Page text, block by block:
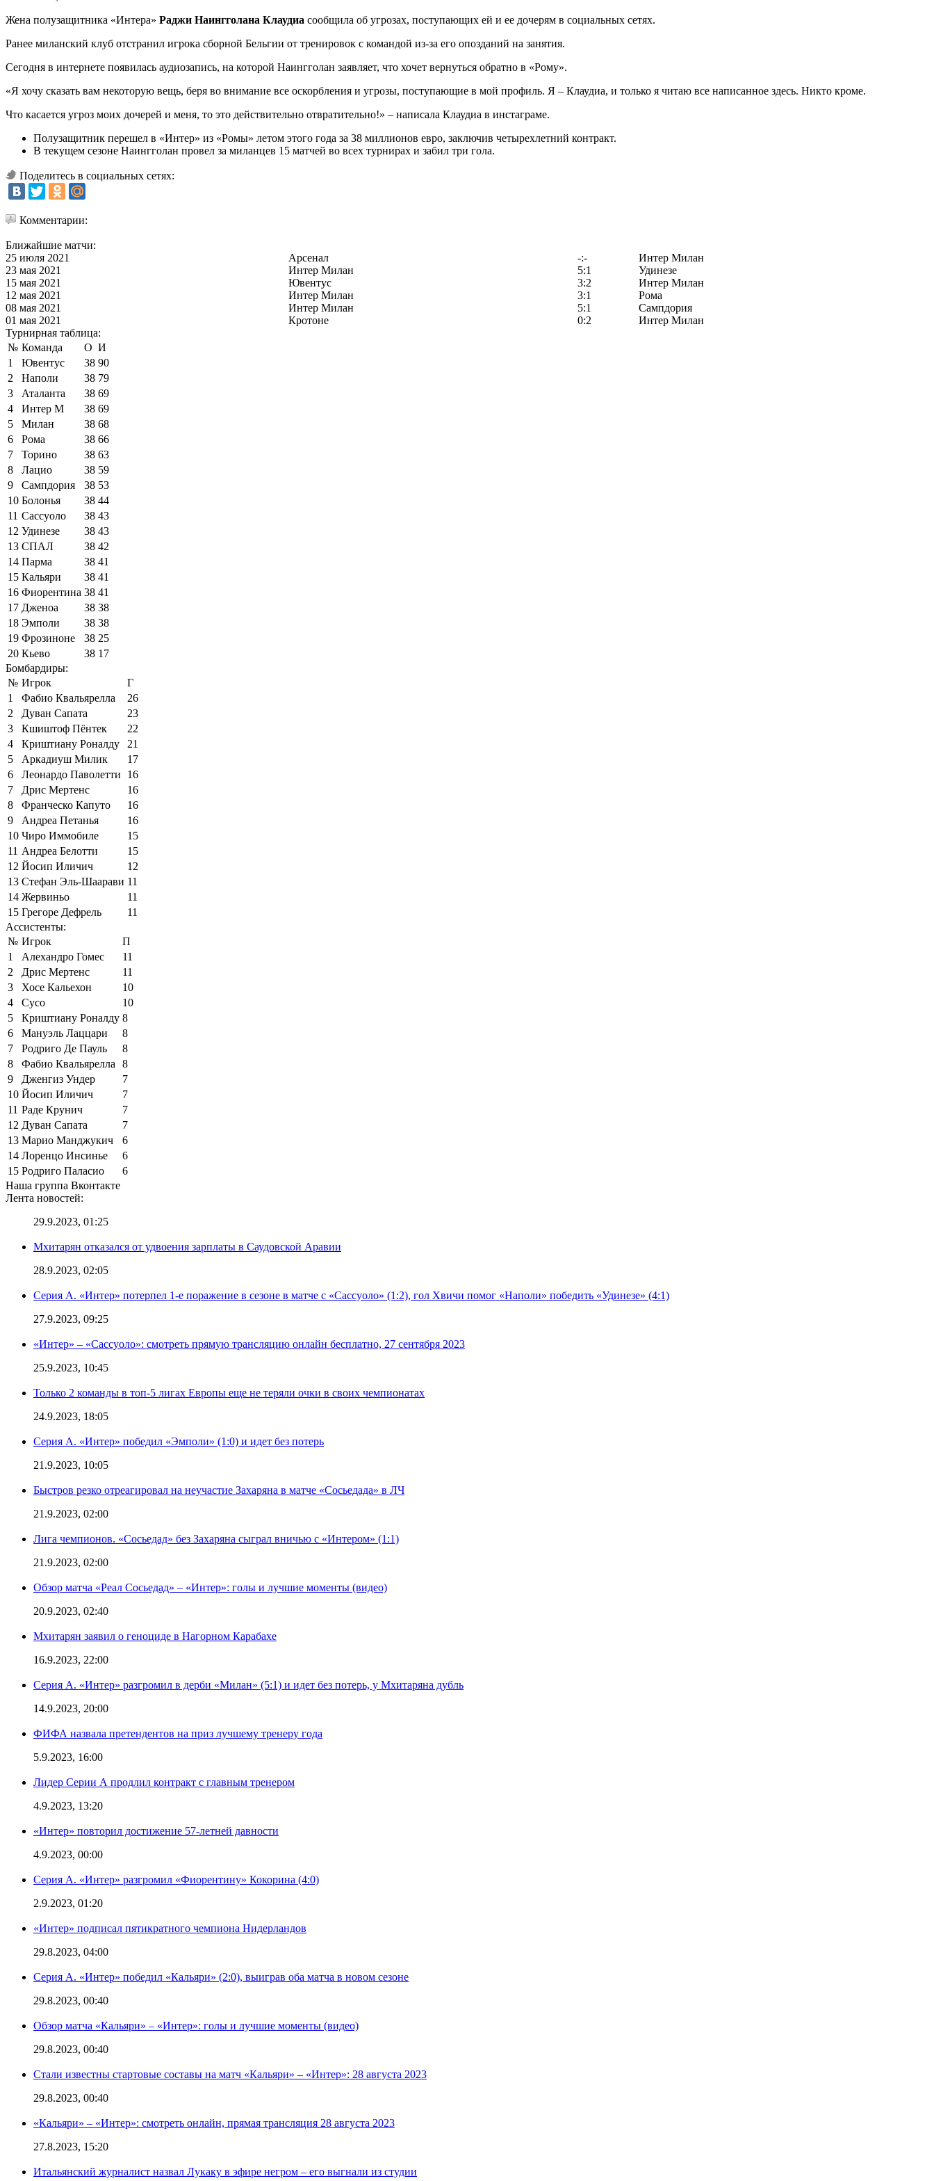
Жена полузащитника «Интера» Раджи Наингголана Клаудиа сообщила об угрозах, поступающих ей и ее дочерям в социальных сетях.
Ранее миланский клуб отстранил игрока сборной Бельгии от тренировок с командой из-за его опозданий на занятия.
Сегодня в интернете появилась аудиозапись, на которой Наингголан заявляет, что хочет вернуться обратно в «Рому».
«Я хочу сказать вам некоторую вещь, беря во внимание все оскорбления и угрозы, поступающие в мой профиль. Я – Клаудиа, и только я читаю все написанное здесь. Никто кроме.
Что касается угроз моих дочерей и меня, то это действительно отвратительно!» – написала Клаудиа в инстаграме.
Полузащитник перешел в «Интер» из «Ромы» летом этого года за 38 миллионов евро, заключив четырехлетний контракт.
В текущем сезоне Наингголан провел за миланцев 15 матчей во всех турнирах и забил три гола.
Поделитесь в социальных сетях:
Комментарии:
Ближайшие матчи:
25 июля 2021
Арсенал -:-
Интер Милан
23 мая 2021
Интер Милан 5:1
Удинезе
15 мая 2021
Ювентус 3:2
Интер Милан
12 мая 2021
Интер Милан 3:1
Рома
08 мая 2021
Интер Милан 5:1
Сампдория
01 мая 2021
Кротоне 0:2
Интер Милан
Турнирная таблица:
№ Команда О И
1
Ювентус 38 90
2
Наполи 38 79
3
Аталанта 38 69
4
Интер М 38 69
5
Милан 38 68
6
Рома 38 66
7
Торино 38 63
8
Лацио 38 59
9
Сампдория 38 53
10 Болонья 38 44
11 Сассуоло 38 43
12 Удинезе 38 43
13 СПАЛ 38 42
14 Парма 38 41
15 Кальяри 38 41
16 Фиорентина 38 41
17 Дженоа 38 38
18 Эмполи 38 38
19 Фрозиноне 38 25
20 Кьево 38 17
Бомбардиры:
№ Игрок
Г
1
Фабио Квальярелла
26
2
Дуван Сапата
23
3
Кшиштоф Пёнтек
22
4
Криштиану Роналду
21
5
Аркадиуш Милик
17
6
Леонардо Паволетти
16
7
Дрис Мертенс
16
8
Франческо Капуто
16
9
Андреа Петанья
16
10 Чиро Иммобиле
15
11 Андреа Белотти
15
12 Йосип Иличич
12
13 Стефан Эль-Шаарави 11
14 Жервиньо
11
15 Грегоре Дефрель
11
Ассистенты:
№ Игрок
П
1
Алехандро Гомес
11
2
Дрис Мертенс
11
3
Хосе Кальехон
10
4
Сусо
10
5
Криштиану Роналду 8
6
Мануэль Лаццари
8
7
Родриго Де Пауль
8
8
Фабио Квальярелла
8
9
Дженгиз Ундер
7
10 Йосип Иличич
7
11 Раде Крунич
7
12 Дуван Сапата
7
13 Марио Манджукич
6
14 Лоренцо Инсинье
6
15 Родриго Паласио
6
Наша группа Вконтакте
Лента новостей:
29.9.2023, 01:25
Мхитарян отказался от удвоения зарплаты в Саудовской Аравии
28.9.2023, 02:05
Серия А. «Интер» потерпел 1-е поражение в сезоне в матче с «Сассуоло» (1:2), гол Хвичи помог «Наполи» победить «Удинезе» (4:1)
27.9.2023, 09:25
«Интер» – «Сассуоло»: смотреть прямую трансляцию онлайн бесплатно, 27 сентября 2023
25.9.2023, 10:45
Только 2 команды в топ-5 лигах Европы еще не теряли очки в своих чемпионатах
24.9.2023, 18:05
Серия А. «Интер» победил «Эмполи» (1:0) и идет без потерь
21.9.2023, 10:05
Быстров резко отреагировал на неучастие Захаряна в матче «Сосьедада» в ЛЧ
21.9.2023, 02:00
Лига чемпионов. «Сосьедад» без Захаряна сыграл вничью с «Интером» (1:1)
21.9.2023, 02:00
Обзор матча «Реал Сосьедад» – «Интер»: голы и лучшие моменты (видео)
20.9.2023, 02:40
Мхитарян заявил о геноциде в Нагорном Карабахе
16.9.2023, 22:00
Серия А. «Интер» разгромил в дерби «Милан» (5:1) и идет без потерь, у Мхитаряна дубль
14.9.2023, 20:00
ФИФА назвала претендентов на приз лучшему тренеру года
5.9.2023, 16:00
Лидер Серии А продлил контракт с главным тренером
4.9.2023, 13:20
«Интер» повторил достижение 57-летней давности
4.9.2023, 00:00
Серия А. «Интер» разгромил «Фиорентину» Кокорина (4:0)
2.9.2023, 01:20
«Интер» подписал пятикратного чемпиона Нидерландов
29.8.2023, 04:00
Серия А. «Интер» победил «Кальяри» (2:0), выиграв оба матча в новом сезоне
29.8.2023, 00:40
Обзор матча «Кальяри» – «Интер»: голы и лучшие моменты (видео)
29.8.2023, 00:40
Стали известны стартовые составы на матч «Кальяри» – «Интер»: 28 августа 2023
29.8.2023, 00:40
«Кальяри» – «Интер»: смотреть онлайн, прямая трансляция 28 августа 2023
27.8.2023, 15:20
Итальянский журналист назвал Лукаку в эфире негром – его выгнали из студии